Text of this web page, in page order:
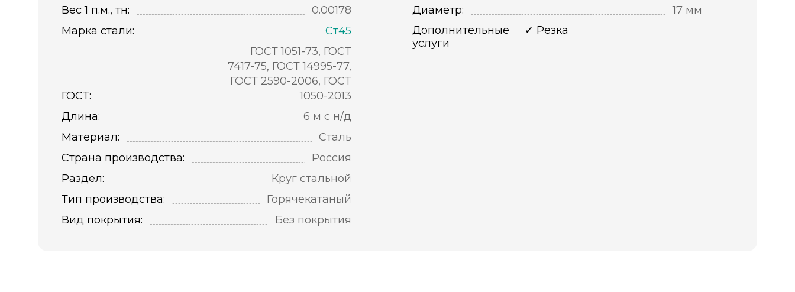
Вес 1 п.м., тн:
0.00178
Марка стали:
Ст45
ГОСТ:
ГОСТ 1051-73, ГОСТ
7417-75, ГОСТ 14995-77,
ГОСТ 2590-2006, ГОСТ
1050-2013
Длина:
6 м с н/д
Материал:
Сталь
Страна производства:
Россия
Раздел:
Круг стальной
Тип производства:
Горячекатаный
Вид покрытия:
Без покрытия
Диаметр:
17 мм
Дополнительные
услуги
Резка